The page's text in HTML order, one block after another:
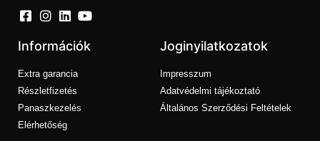
Információk
Extra garancia
Részletfizetés
Panaszkezelés
Elérhetőség
Joginyilatkozatok
Impresszum
Adatvédelmi tájékoztató
Általános Szerződési Feltételek